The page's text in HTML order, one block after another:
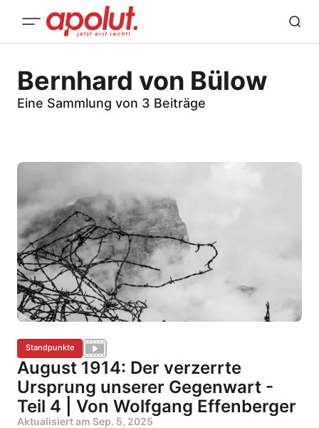
Bernhard von Bülow
Eine Sammlung von 3 Beiträge
Standpunkte
August 1914: Der verzerrte
Ursprung unserer Gegenwart -
Teil 4 | Von Wolfgang Effenberger
Aktualisiert am Sep. 5, 2025